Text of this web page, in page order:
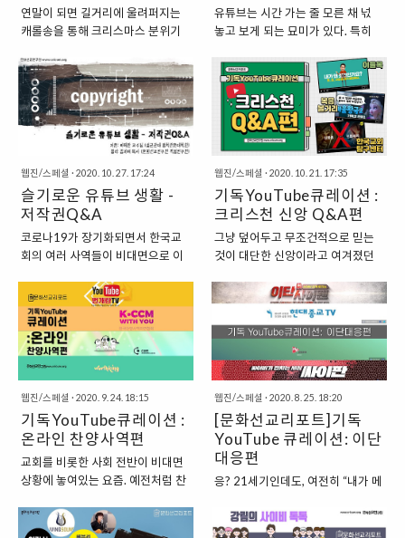
연말이 되면 길거리에 울려퍼지는
캐롤송을 통해 크리스마스 분위기
만 코로나19 바이러스의 확산으로
모임 및 행사에 참석할 수도, 길거리
에서 분위기를 만끽할 수도 없는 이
번 연말, 어떻게 보내면 좋을까? 실
내에서 따뜻한 불빛 아래 분위기 있
는 성탄곡들을 들으며 어두운 이 땅
에 빛으로 오신 예수님을 떠올려보
면 어떨까? 한층 더 은혜로운 연말
이 될 수 있으리라 믿는다. 그런 의
미에서, 기독 유튜브들 중에서 가장
많은 구독자를 보유하고 있는 채널
인, ‘CCM BGM’ 채널들을 소개해
본다. 1. [Christian BGM] 세 자녀
를 둔, 피아노 치는 부부가 운영하는
채널로 모든 음원을 직접 연주하여
업로드 해준다. 영상에 가사도 함께
나와서 찬양을 따라 부르며 듣기에
유튜브는 시간 가는 줄 모른 채 넋
놓고 보게 되는 묘미가 있다. 특히
담아 만든 콘텐츠들은, 사람들에게
경이와 감동을 불러일으키기도 한
다. 오늘은 크리스천들이 유튜브라
는 장에서 자신의 재능에 복음의 메
시지를 담아 만든 콘텐츠들을 소개
하고자 한다. 음악, 공연, 퍼포먼스,
그림 등 다양한 예술 분야에서 사람
들에게 감동과 흥미를 줌으로써 문
화선교사역을 해나가는 멋진 유튜
브 채널들을 준비했다. 1. [COUCH
WORSHIP] 코로나로 캠퍼스에 묶
페 카우치에 모여 이야기를 하다가
만들어졌다는 유튜브 영상. 업로드
된 영상은 단 6개뿐인데, 구독자가
벌써 만 삼천 명이 넘는 ‘핫’한 채널
이다. 음악 천재들과 연출 천재들이
함께 모여서 ‘뮤직비디오..
웹진/스페셜 · 2020. 10. 27. 17:24
슬기로운 유튜브 생활 -
저작권Q&A
코로나19가 장기화되면서 한국교
회의 여러 사역들이 비대면으로 이
교나 강의 등 다양한 콘텐츠를 온라
인 상(특히 유튜브)에서 이용하는
과정에서 저작권 문제가 불거지는
경우가 왕왕 발생하고 있는데요. 저
작권에 대해 잘 알고 잘 대처하는 것
이 필요한 시점이 되었습니다. 교회
가 비대면 사역을 더욱 슬기롭게 진
행할 수 있기를 바라며, 저작권과 관
련되어 제기될 수 있는 내용을 이해
완 교수님(성균관대 법학전문대학
원)의 자문을 얻어 정리해보았습니
영상 혹은 채널이 삭제되었어요.” 유
튜브에 업로드된 영상은 저작권법
웹진/스페셜 · 2020. 10. 21. 17:35
기독YouTube큐레이션 :
크리스천 신앙 Q&A편
그냥 덮어두고 무조건적으로 믿는
것이 대단한 신앙이라고 여겨졌던
쳐 삶에 녹여낼 줄 아는 것이 진정한
신앙이 아닐까? 그러기 위해서 우리
는 세상의 다양한 학문과 지식, 대중
문화 그리고 삶의 윤리적인 부분에
서 어떤 신앙인으로 살아가야 할지
질문을 가져야 한다. 그래서 준비해
봤다. 크리스천들이 삶과 신앙에 관
련하여 갖는 질문들에 대해서 함께
고민하고 답해주기도 하는 기독 유
튜브 채널들을 소개한다. 1. [한국교
회탐구센터] 신학교의 강의 내용에
서도, 목회자의 관심 분야에서도 명
확히 드러나지 않은 사안들과 당면
한 과제들을 탐구하고 알리기 위해
웹진/스페셜 · 2020. 9. 24. 18:15
기독YouTube큐레이션 :
온라인 찬양사역편
교회를 비롯한 사회 전반이 비대면
상황에 놓여있는 요즘. 예전처럼 찬
없는 상황임에도 불구하고, 오히려
삶의 자리에서도 찬양이 멈추지 않
웹진/스페셜 · 2020. 8. 25. 18:20
[문화선교리포트]기독
YouTube 큐레이션: 이단
대응편
응? 21세기인데도, 여전히 “내가 메
고..? 아직도 말도 안 되는 교리들에